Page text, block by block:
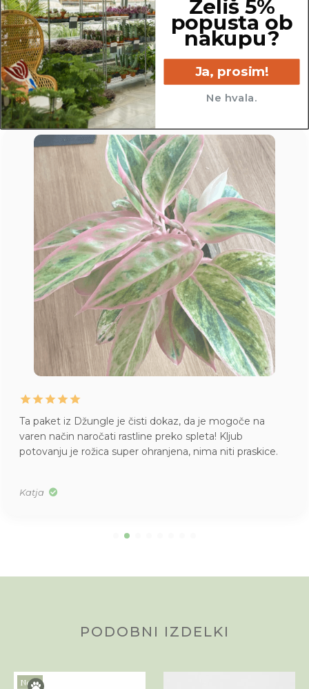
15.5 cm
Ta paket iz Džungle je čisti dokaz, da je mogoče na
varen način naročati rastline preko spleta! Kljub
potovanju je rožica super ohranjena, nima niti praskice.
Katja
PODOBNI IZDELKI
Novo
Želiš 5%
popusta ob
nakupu?
Ja, prosim!
Ne hvala.